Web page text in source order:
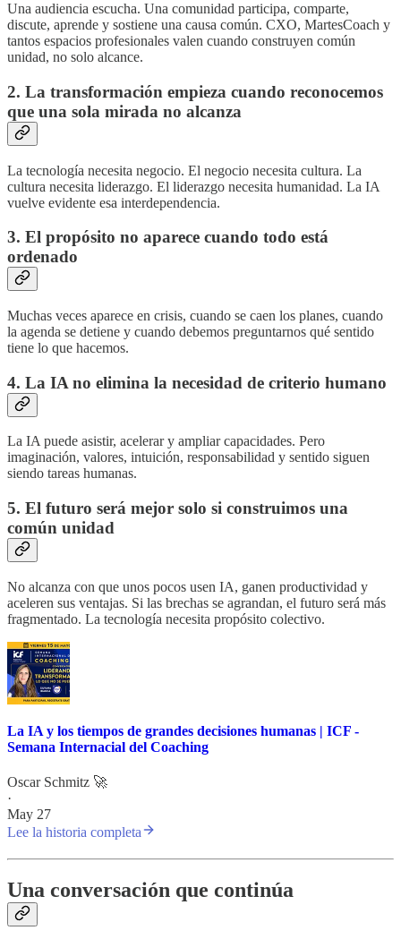
Una audiencia escucha. Una comunidad participa, comparte,
discute, aprende y sostiene una causa común. CXO, MartesCoach y
tantos espacios profesionales valen cuando construyen común
unidad, no solo alcance.
2. La transformación empieza cuando reconocemos
que una sola mirada no alcanza
La tecnología necesita negocio. El negocio necesita cultura. La
cultura necesita liderazgo. El liderazgo necesita humanidad. La IA
vuelve evidente esa interdependencia.
3. El propósito no aparece cuando todo está
ordenado
Muchas veces aparece en crisis, cuando se caen los planes, cuando
la agenda se detiene y cuando debemos preguntarnos qué sentido
tiene lo que hacemos.
4. La IA no elimina la necesidad de criterio humano
La IA puede asistir, acelerar y ampliar capacidades. Pero
imaginación, valores, intuición, responsabilidad y sentido siguen
siendo tareas humanas.
5. El futuro será mejor solo si construimos una
común unidad
No alcanza con que unos pocos usen IA, ganen productividad y
aceleren sus ventajas. Si las brechas se agrandan, el futuro será más
fragmentado. La tecnología necesita propósito colectivo.
La IA y los tiempos de grandes decisiones humanas | ICF -
Semana Internacial del Coaching
Oscar Schmitz 🚀
·
May 27
Lee la historia completa
Una conversación que continúa